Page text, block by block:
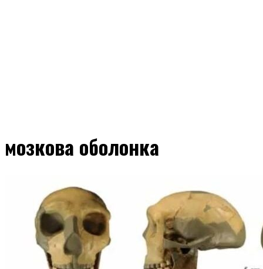
мозкова оболонка